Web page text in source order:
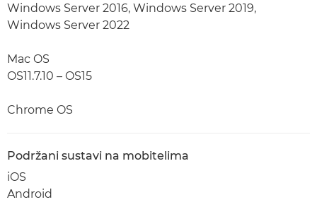
Windows Server 2016, Windows Server 2019,
Windows Server 2022
Mac OS
OS11.7.10 – OS15
Chrome OS
Podržani sustavi na mobitelima
iOS
Android